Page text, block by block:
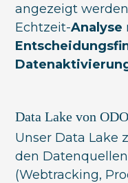
angezeigt
Echtzeit-Analyse
Data Lake von
Unser Data Lake
den
(Webtracking,